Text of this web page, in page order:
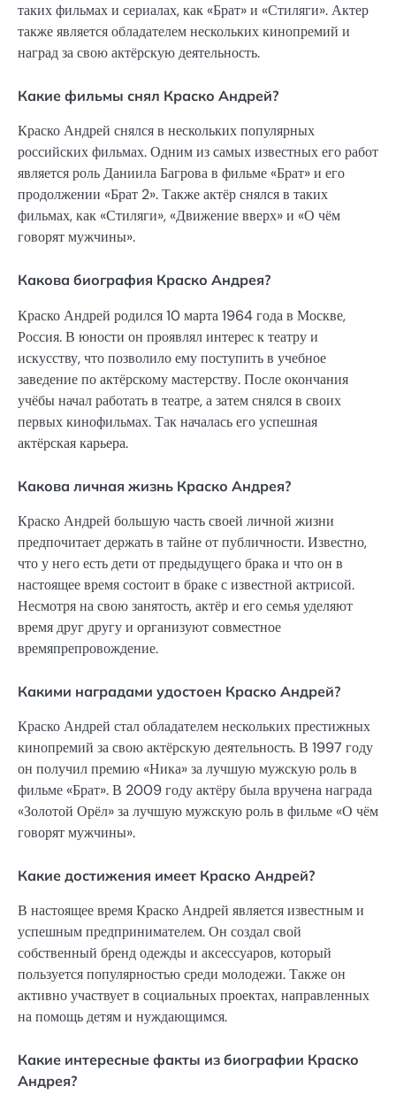
таких фильмах и сериалах, как «Брат» и «Стиляги». Актер
также является обладателем нескольких кинопремий и
наград за свою актёрскую деятельность.
Какие фильмы снял Краско Андрей?
Краско Андрей снялся в нескольких популярных
российских фильмах. Одним из самых известных его работ
является роль Даниила Багрова в фильме «Брат» и его
продолжении «Брат 2». Также актёр снялся в таких
фильмах, как «Стиляги», «Движение вверх» и «О чём
говорят мужчины».
Какова биография Краско Андрея?
Краско Андрей родился 10 марта 1964 года в Москве,
Россия. В юности он проявлял интерес к театру и
искусству, что позволило ему поступить в учебное
заведение по актёрскому мастерству. После окончания
учёбы начал работать в театре, а затем снялся в своих
первых кинофильмах. Так началась его успешная
актёрская карьера.
Какова личная жизнь Краско Андрея?
Краско Андрей большую часть своей личной жизни
предпочитает держать в тайне от публичности. Известно,
что у него есть дети от предыдущего брака и что он в
настоящее время состоит в браке с известной актрисой.
Несмотря на свою занятость, актёр и его семья уделяют
время друг другу и организуют совместное
времяпрепровождение.
Какими наградами удостоен Краско Андрей?
Краско Андрей стал обладателем нескольких престижных
кинопремий за свою актёрскую деятельность. В 1997 году
он получил премию «Ника» за лучшую мужскую роль в
фильме «Брат». В 2009 году актёру была вручена награда
«Золотой Орёл» за лучшую мужскую роль в фильме «О чём
говорят мужчины».
Какие достижения имеет Краско Андрей?
В настоящее время Краско Андрей является известным и
успешным предпринимателем. Он создал свой
собственный бренд одежды и аксессуаров, который
пользуется популярностью среди молодежи. Также он
активно участвует в социальных проектах, направленных
на помощь детям и нуждающимся.
Какие интересные факты из биографии Краско
Андрея?